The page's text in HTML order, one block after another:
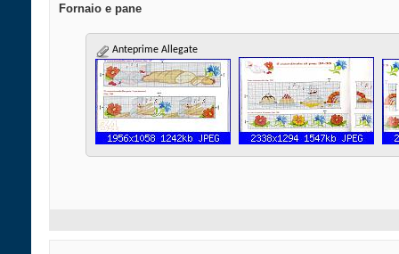
Fornaio e pane
Anteprime Allegate